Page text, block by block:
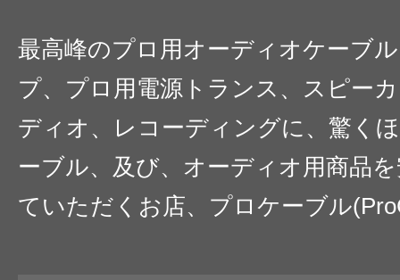
最高峰のプロ用オーディオケーブ
プ、プロ用電源トランス、スピー
ディオ、レコーディングに、驚く
ーブル、及び、オーディオ用商品
ていただくお店、プロケーブル